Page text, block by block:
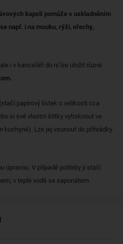
kapslí pomůže s uskladněním
např. i na mouku, rýži, ořechy,
i v kanceláři do ní lze uložit různé
papírový lístek o velikosti cca
si své vlastní štítky vytisknout ve
kuchyně). Lze jej vsunout do přihrádky
úpravou. V případě potřeby ji stačí
v teplé vodě se saponátem.